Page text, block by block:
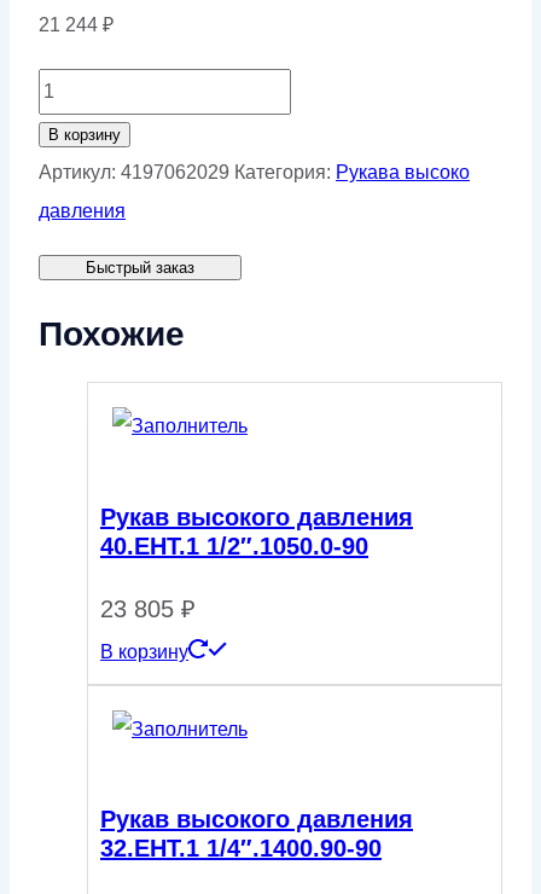
21 244 ₽
Количество
товара
Рукав
высокого
32.ЕНТ.1
1/4".2100.0-
В корзину
Артикул: 4197062029 Категория: Рукава высоко
давления
Быстрый заказ
Похожие
Рукав высокого давления
40.EHT.1 1/2″.1050.0-90
23 805 ₽
В корзину
Рукав высокого давления
32.ЕНТ.1 1/4″.1400.90-90